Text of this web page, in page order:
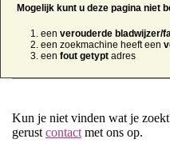
Mogelijk kunt u deze pagina niet
een verouderde bladwijzer/
een zoekmachine heeft een
een fout getypt adres
Kun je niet vinden wat je
gerust contact met ons op.